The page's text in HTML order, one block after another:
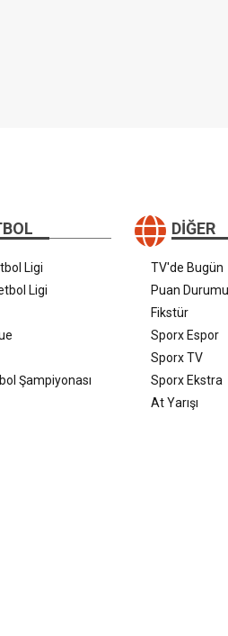
Ligi
Ligi
Şampiyonası
DIĞER
TV'de Bugün
Puan Durumu
Fikstür
Sporx Espor
Sporx TV
Sporx Ekstra
At Yarışı